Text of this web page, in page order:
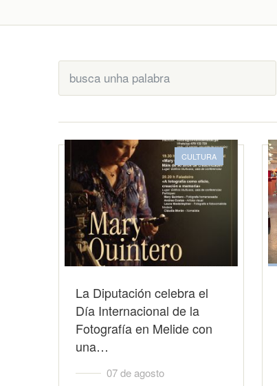
CULTURA
La Diputación celebra el
Día Internacional de la
Fotografía en Melide con
una…
07 de agosto